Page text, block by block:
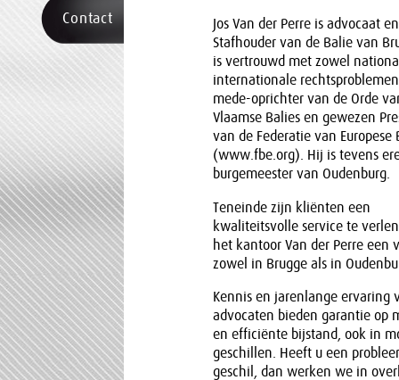
Contact
Jos Van der Perre is advocaat
Stafhouder van de Balie van
is vertrouwd met zowel
internationale
mede-oprichter van de Orde
Vlaamse Balies en gewezen
van de Federatie van Europese
(www.fbe.org). Hij is tevens
burgemeester van Oudenburg.
Teneinde zijn kliënten een
kwaliteitsvolle service te
het kantoor Van der Perre een
zowel in Brugge als in
Kennis en jarenlange ervaring
advocaten bieden garantie op
en efficiënte bijstand, ook in
geschillen. Heeft u een
geschil, dan werken we in